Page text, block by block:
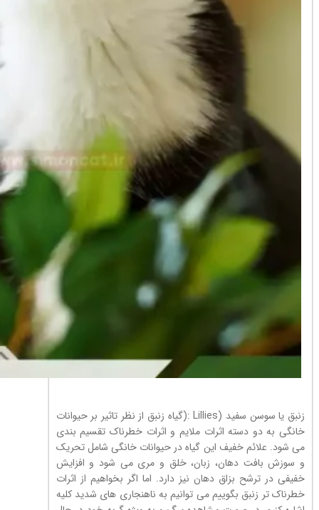
زنبق یا سوسن سفید (Lillies :(گیاه زنبق از نظر تاثیر بر حیوانات
خانگی به دو دسته اثرات ملایم و اثرات خطرناک تقسیم بندی
می شود. علائم خفیف این گیاه در حیوانات خانگی شامل تحریک
و سوزش بافت دهان، زبان، خلق و مری می شود و افزایش
خفیفی در ترشح بزاق دهان نیز دارد. اما اگر بخواهیم از اثرات
خطرناک تر زنبق بگوییم می توانیم به ناهنجاری های شدید کلیه